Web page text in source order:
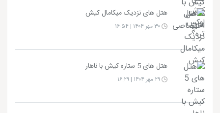
هتل های نزدیک میکامال کیش
هتل های 5 ستاره کیش با ناهار